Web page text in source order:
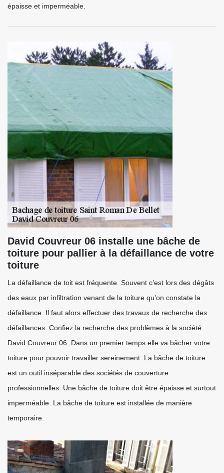
épaisse et imperméable.
David Couvreur 06 installe une bâche de
toiture pour pallier à la défaillance de votre
toiture
La défaillance de toit est fréquente. Souvent c’est lors des dégâts
des eaux par infiltration venant de la toiture qu’on constate la
défaillance. Il faut alors effectuer des travaux de recherche des
défaillances. Confiez la recherche des problèmes à la société
David Couvreur 06. Dans un premier temps elle va bâcher votre
toiture pour pouvoir travailler sereinement. La bâche de toiture
est un outil inséparable des sociétés de couverture
professionnelles. Une bâche de toiture doit être épaisse et surtout
imperméable. La bâche de toiture est installée de manière
temporaire.